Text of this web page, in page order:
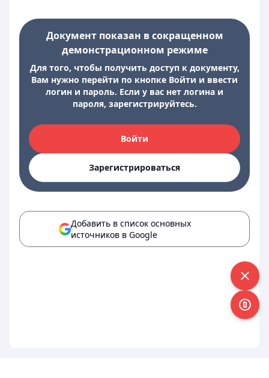
Документ показан в сокращенном
демонстрационном режиме
Для того, чтобы получить доступ к документу,
Вам нужно перейти по кнопке Войти и ввести
логин и пароль. Если у вас нет логина и
пароля, зарегистрируйтесь.
Войти
Зарегистрироваться
Добавить в список основных
источников в Google